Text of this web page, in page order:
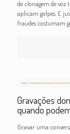
de clonagem de
aplicam golpes. E
fraudes costumam
Gravações
quando
Gravar uma